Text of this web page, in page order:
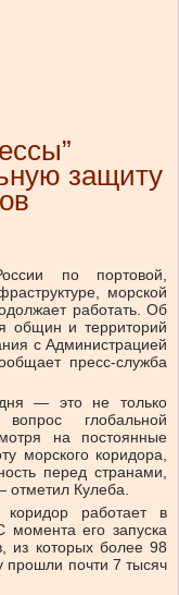
защиту
по портовой,
морской
работать. Об
общин и территорий
с Администрацией
пресс-служба
— это не только
глобальной
на постоянные
морского коридора,
перед странами,
отметил Кулеба.
работает в
момента его запуска
из которых более 98
прошли почти 7 тысяч